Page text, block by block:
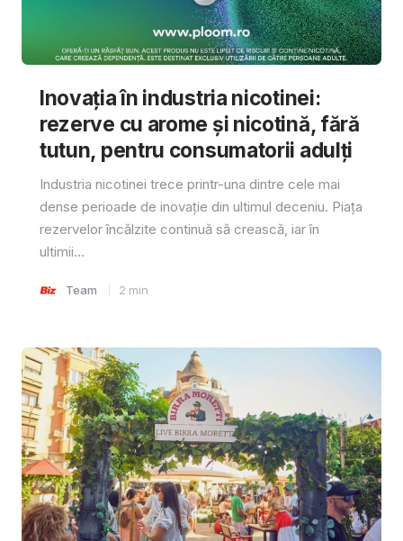
Inovația în industria nicotinei:
rezerve cu arome și nicotină, fără
tutun, pentru consumatorii adulți
Industria nicotinei trece printr-una dintre cele mai
dense perioade de inovație din ultimul deceniu. Piața
rezervelor încălzite continuă să crească, iar în
ultimii...
Team 2 min